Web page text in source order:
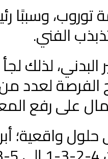
وسببًا
الفني.
لذلك
لعدد من
على رفع
واقعية؛